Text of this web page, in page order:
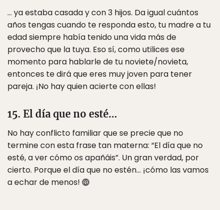
… ya estaba casada y con 3 hijos. Da igual cuántos
años tengas cuando te responda esto, tu madre a tu
edad siempre había tenido una vida más de
provecho que la tuya. Eso sí, como utilices ese
momento para hablarle de tu noviete/novieta,
entonces te dirá que eres muy joven para tener
pareja. ¡No hay quien acierte con ellas!
15. El día que no esté…
No hay conflicto familiar que se precie que no
termine con esta frase tan materna: “El día que no
esté, a ver cómo os apañáis”. Un gran verdad, por
cierto. Porque el día que no estén… ¡cómo las vamos
a echar de menos!